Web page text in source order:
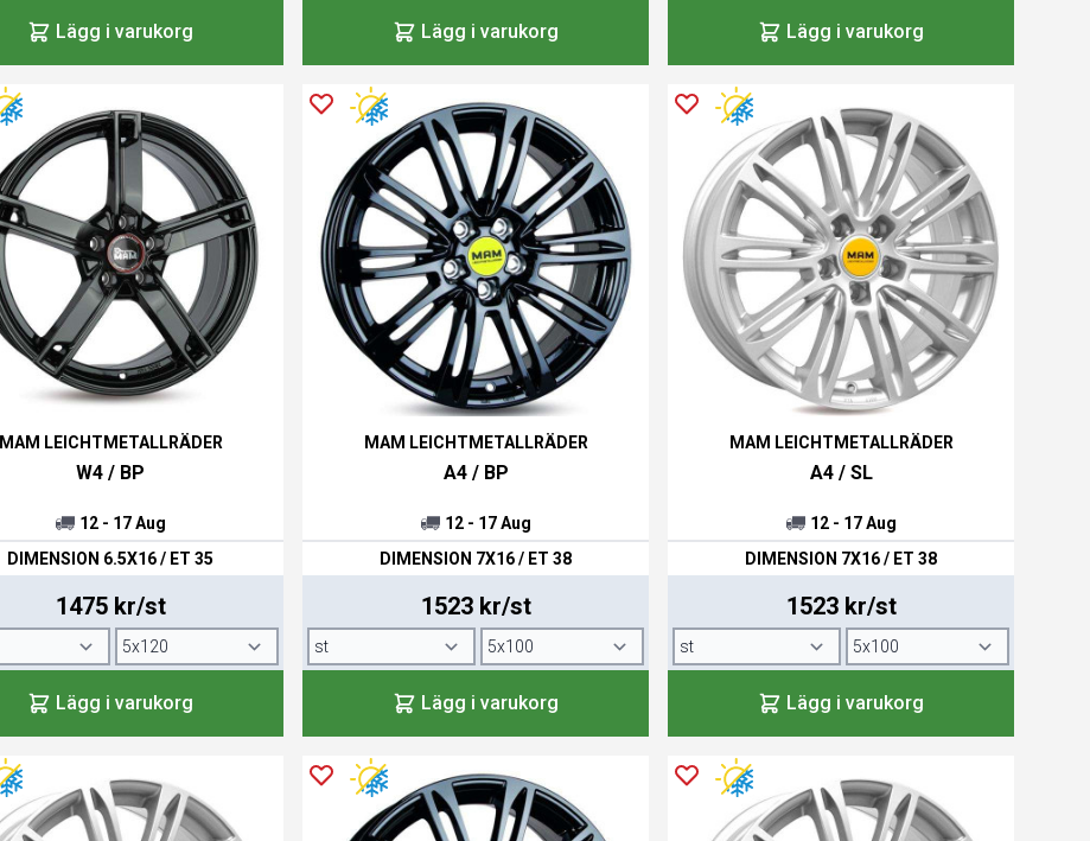
Lägg i varukorg Lägg i varukorg Lägg i varukorg
MAM LEICHTMETALLRÄDER
W4 / BP
12 - 17 Aug
DIMENSION 6.5X16 / ET 35
1475 kr/st
Lägg i varukorg
MAM LEICHTMETALLRÄDER
A4 / BP
12 - 17 Aug
DIMENSION 7X16 / ET 38
1523 kr/st
Lägg i varukorg
MAM LEICHTMETALLRÄDER
A4 / SL
12 - 17 Aug
DIMENSION 7X16 / ET 38
1523 kr/st
Lägg i varukorg